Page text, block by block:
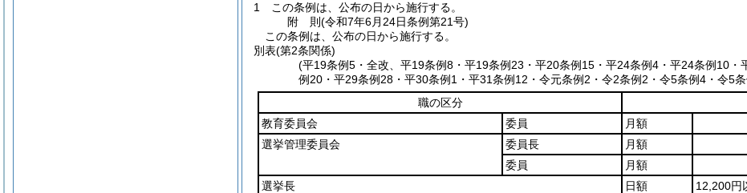
1
この条例は、公布の日から施行する。
附 則(令和7年6月24日条例第21号)
この条例は、公布の日から施行する。
別表(第2条関係)
(平19条例5・全改、平19条例8・平19条例23・平20条例15・平24条例4・平24条例10
例20・平29条例28・平30条例1・平31条例12・令元条例2・令2条例2・令5条例4・令5
職の区分
教育委員会
委員 月額
選挙管理委員会
委員長 月額
委員
月額
選挙長
日額
12,200円